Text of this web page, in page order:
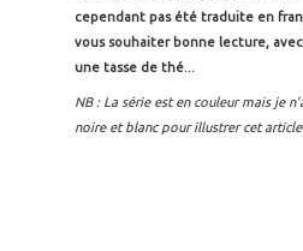
cependant pas été traduite en
vous souhaiter bonne lecture,
une tasse de thé...
NB : La série est en couleur mais je
noire et blanc pour illustrer cet article